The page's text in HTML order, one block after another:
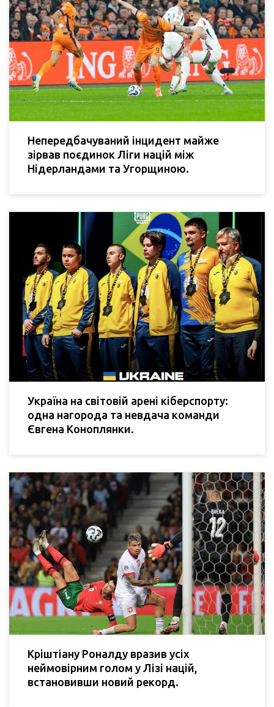
Непередбачуваний інцидент майже
зірвав поєдинок Ліги націй між
Нідерландами та Угорщиною.
Україна на світовій арені кіберспорту:
одна нагорода та невдача команди
Євгена Коноплянки.
Кріштіану Роналду вразив усіх
неймовірним голом у Лізі націй,
встановивши новий рекорд.